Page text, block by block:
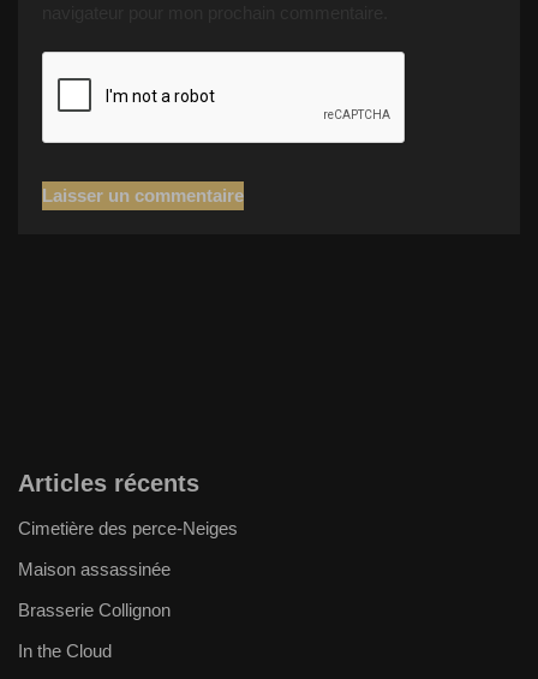
Articles récents
Cimetière des perce-Neiges
Maison assassinée
Brasserie Collignon
In the Cloud